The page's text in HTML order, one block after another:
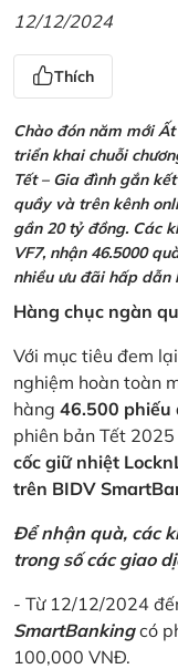
12/12/2024
Thích
Chào đón năm mới Ất
triển khai chuỗi
Tết – Gia đình gắn
quầy và trên kênh
gần 20 tỷ đồng. Các
VF7, nhận 46.5000
nhiều ưu đãi hấp dẫn
Hàng chục ngàn
Với mục tiêu đem
nghiệm hoàn toàn
hàng 46.500
phiên bản Tết
cốc giữ nhiệt
trên BIDV
Để nhận quà, các
trong số các giao
- Từ 12/12/2024
SmartBankingcó
100,000 VNĐ.